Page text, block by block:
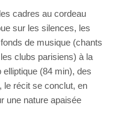
cadres au cordeau
sur les silences, les
de musique (chants
clubs parisiens) à la
(84 min), des
le récit se conclut, en
une nature apaisée